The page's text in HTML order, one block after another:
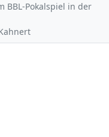
BBL-Pokalspiel in der